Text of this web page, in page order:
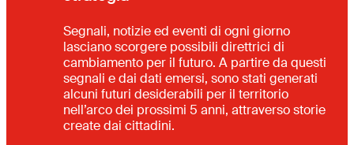
Segnali, notizie ed eventi di ogni giorno
lasciano scorgere possibili direttrici di
cambiamento per il futuro. A partire da questi
segnali e dai dati emersi, sono stati generati
alcuni futuri desiderabili per il territorio
nell’arco dei prossimi 5 anni, attraverso storie
create dai cittadini.